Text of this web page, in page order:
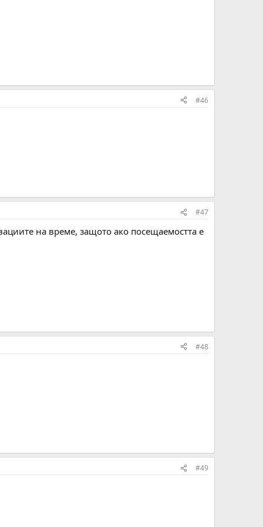
#46
#47
на време, защото ако посещаемостта е
#48
#49